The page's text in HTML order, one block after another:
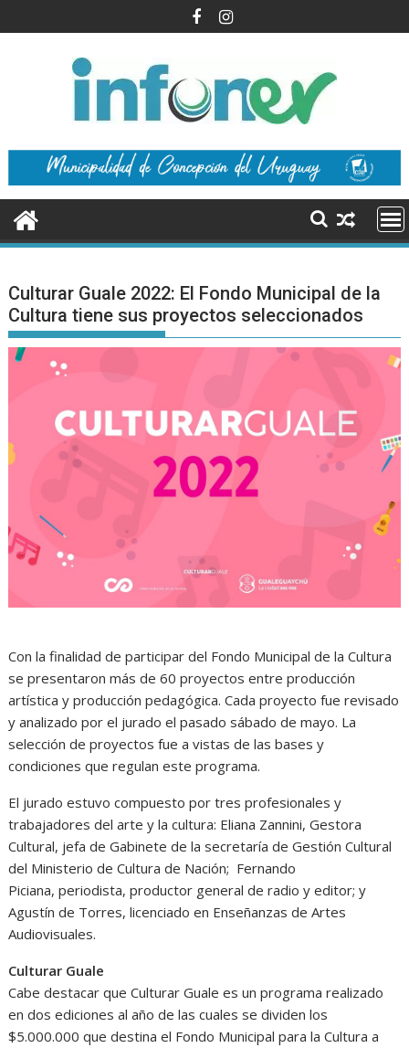
al
Culturar Guale 2022: El Fondo Municipal de la
Cultura tiene sus proyectos seleccionados
Con la finalidad de participar del Fondo Municipal de la Cultura
se presentaron más de 60 proyectos entre producción
artística y producción pedagógica. Cada proyecto fue revisado
y analizado por el jurado el pasado sábado de mayo. La
selección de proyectos fue a vistas de las bases y
condiciones que regulan este programa.
El jurado estuvo compuesto por tres profesionales y
trabajadores del arte y la cultura: Eliana Zannini, Gestora
Cultural, jefa de Gabinete de la secretaría de Gestión Cultural
del Ministerio de Cultura de Nación; Fernando
Piciana, periodista, productor general de radio y editor; y
Agustín de Torres, licenciado en Enseñanzas de Artes
Audiovisuales.
Culturar Guale
Cabe destacar que Culturar Guale es un programa realizado
en dos ediciones al año de las cuales se dividen los
$5.000.000 que destina el Fondo Municipal para la Cultura a